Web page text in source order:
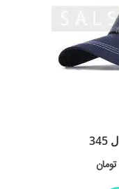
تومان